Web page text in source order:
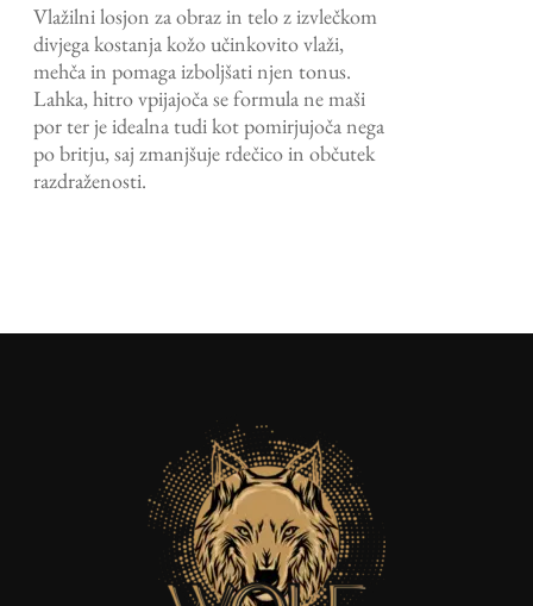
bila:
€14,90.
€10,43.
Vlažilni losjon za obraz in telo z izvlečkom
divjega kostanja kožo učinkovito vlaži,
mehča in pomaga izboljšati njen tonus.
Lahka, hitro vpijajoča se formula ne maši
por ter je idealna tudi kot pomirjujoča nega
po britju, saj zmanjšuje rdečico in občutek
razdraženosti.